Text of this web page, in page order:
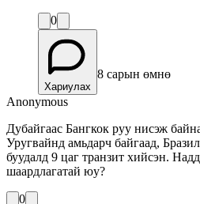
0
Хариулах
8 сарын өмнө
Anonymous
Дубайгаас Бангкок руу нисэж
Уругвайнд амьдарч байгаад,
буудалд 9 цаг транзит хийсэн.
шаардлагатай юу?
0